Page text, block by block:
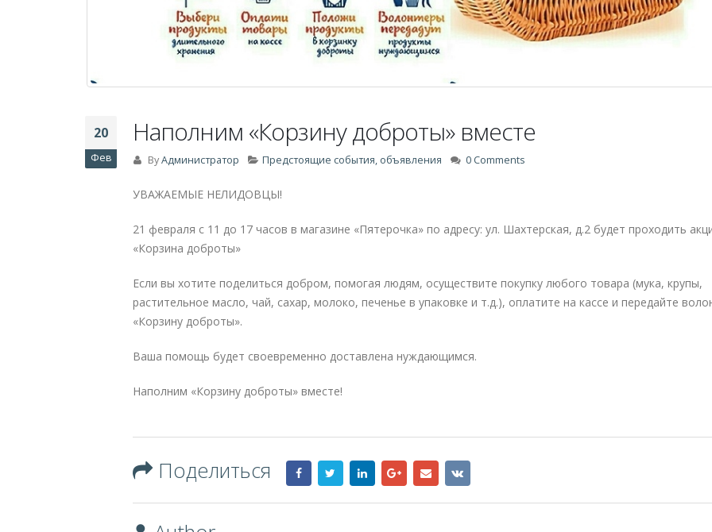
20
Фев
Наполним «Корзину доброты» вместе
ByАдминистратор Предстоящие события, объявления 0 Comments
УВАЖАЕМЫЕ НЕЛИДОВЦЫ!
21 февраля с 11 до 17 часов в магазине «Пятерочка» по адресу: ул. Шахтерская, д.2 будет проходить
«Корзина доброты»
Если вы хотите поделиться добром, помогая людям, осуществите покупку любого товара (мука, крупы,
растительное масло, чай, сахар, молоко, печенье в упаковке и т.д.), оплатите на кассе и передайте
«Корзину доброты».
Ваша помощь будет своевременно доставлена нуждающимся.
Наполним «Корзину доброты» вместе!
Поделиться